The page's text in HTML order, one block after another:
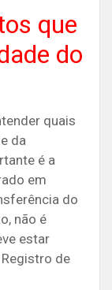
que
do
quais
da
é a
em
do
não é
estar
de